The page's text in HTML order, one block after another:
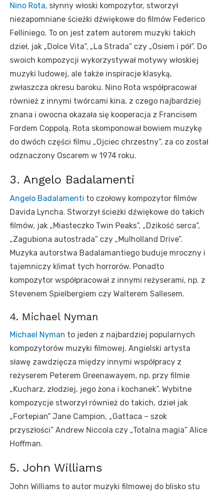
Nino Rota, słynny włoski kompozytor, stworzył
niezapomniane ścieżki dźwiękowe do filmów Federico
Felliniego. To on jest zatem autorem muzyki takich
dzieł, jak „Dolce Vita”, „La Strada” czy „Osiem i pół”. Do
swoich kompozycji wykorzystywał motywy włoskiej
muzyki ludowej, ale także inspiracje klasyką,
zwłaszcza okresu baroku. Nino Rota współpracował
również z innymi twórcami kina, z czego najbardziej
znana i owocna okazała się kooperacja z Francisem
Fordem Coppolą. Rota skomponował bowiem muzykę
do dwóch części filmu „Ojciec chrzestny”, za co został
odznaczony Oscarem w 1974 roku.
3. Angelo Badalamenti
Angelo Badalamenti to czołowy kompozytor filmów
Davida Lyncha. Stworzył ścieżki dźwiękowe do takich
filmów, jak „Miasteczko Twin Peaks”, „Dzikość serca”,
„Zagubiona autostrada” czy „Mulholland Drive”.
Muzyka autorstwa Badalamantiego buduje mroczny i
tajemniczy klimat tych horrorów. Ponadto
kompozytor współpracował z innymi reżyserami, np. z
Stevenem Spielbergiem czy Walterem Sallesem.
4. Michael Nyman
Michael Nyman to jeden z najbardziej popularnych
kompozytorów muzyki filmowej. Angielski artysta
sławę zawdzięcza między innymi współpracy z
reżyserem Peterem Greenawayem, np. przy filmie
„Kucharz, złodziej, jego żona i kochanek”. Wybitne
kompozycje stworzył również do takich, dzieł jak
„Fortepian” Jane Campion, „Gattaca – szok
przyszłości” Andrew Niccola czy „Totalna magia” Alice
Hoffman.
5. John Williams
John Williams to autor muzyki filmowej do blisko stu